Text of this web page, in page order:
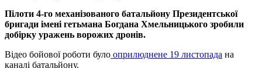
Пілоти 4-го механізованого батальйону Президентської
бригади імені гетьмана Богдана Хмельницького зробили
добірку уражень ворожих дронів.
Відео бойової роботи було оприлюднене 19 листопада на
каналі батальйону.